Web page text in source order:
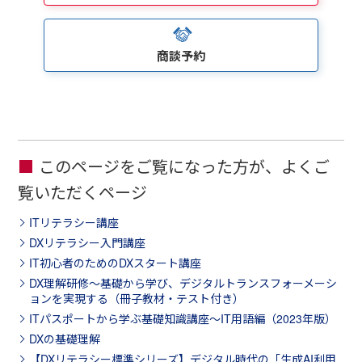
商談予約
このページをご覧になった方が、よくご
覧いただくページ
ITリテラシー講座
DXリテラシー入門講座
IT初心者のためのDXスタート講座
DX理解研修～基礎から学び、デジタルトランスフォーメーシ
ョンを実現する（冊子教材・テスト付き）
ITパスポートから学ぶ基礎知識講座～IT用語編（2023年版）
DXの基礎理解